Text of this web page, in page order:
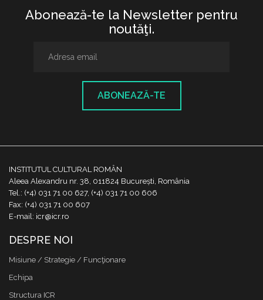
Abonează-te la Newsletter pentru
noutăţi.
ABONEAZĂ-TE
INSTITUTUL CULTURAL ROMÂN
Aleea Alexandru nr. 38, 011824 București, România
Tel.: (+4) 031 71 00 627, (+4) 031 71 00 606
Fax: (+4) 031 71 00 607
E-mail: icr@icr.ro
DESPRE NOI
Misiune / Strategie / Funcţionare
Echipa
Structura ICR